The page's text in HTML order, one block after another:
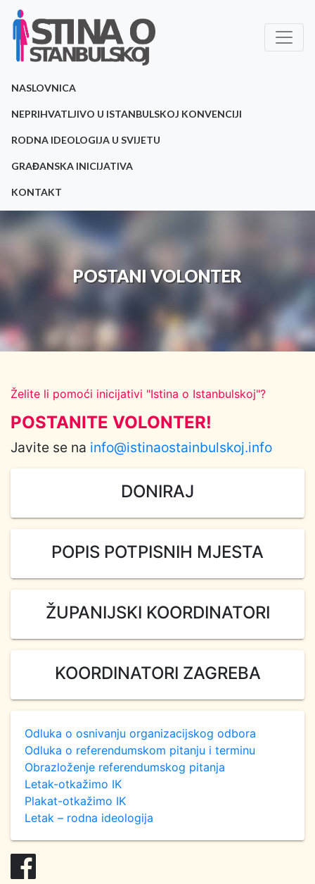
NASLOVNICA
NEPRIHVATLJIVO U ISTANBULSKOJ KONVENCIJI
RODNA IDEOLOGIJA U SVIJETU
GRAĐANSKA INICIJATIVA
KONTAKT
POSTANI VOLONTER
Želite li pomoći inicijativi "Istina o Istanbulskoj"?
POSTANITE VOLONTER!
Javite se na info@istinaostainbulskoj.info
DONIRAJ
POPIS POTPISNIH MJESTA
ŽUPANIJSKI KOORDINATORI
KOORDINATORI ZAGREBA
Odluka o osnivanju organizacijskog odbora
Odluka o referendumskom pitanju i terminu
Obrazloženje referendumskog pitanja
Letak-otkažimo IK
Plakat-otkažimo IK
Letak – rodna ideologija